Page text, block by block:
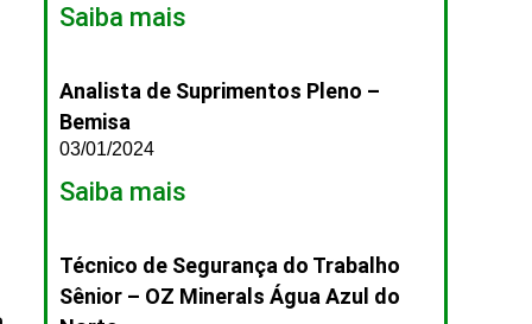
Saiba mais
Analista de Suprimentos Pleno –
Bemisa
03/01/2024
Saiba mais
Técnico de Segurança do Trabalho
Sênior – OZ Minerals Água Azul do